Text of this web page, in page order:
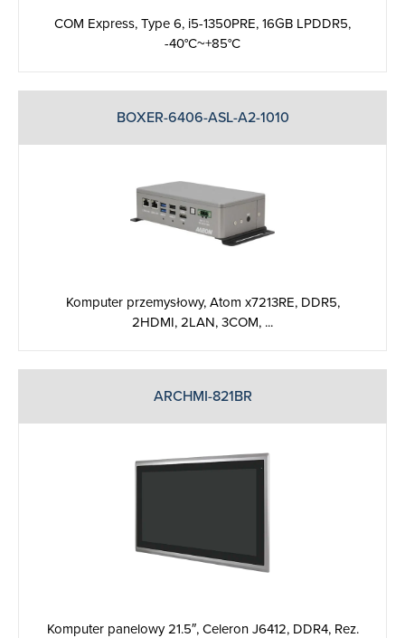
COM Express, Type 6, i5-1350PRE, 16GB LPDDR5,
-40°C~+85°C
BOXER-6406-ASL-A2-1010
Komputer przemysłowy, Atom x7213RE, DDR5,
2HDMI, 2LAN, 3COM, ...
ARCHMI-821BR
Komputer panelowy 21.5″, Celeron J6412, DDR4, Rez.